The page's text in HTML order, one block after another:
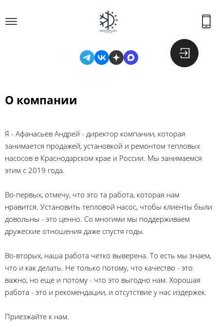
О компании
Я - Афанасьев Андрей - директор компании, которая
занимается продажей, установкой и ремонтом тепловых
насосов в Краснодарском крае и России. Мы занимаемся
этим с 2019 года.
Во-первых, отмечу, что это та работа, которая нам
нравится. Установить тепловой насос, чтобы клиенты были
довольны - это ценно. Со многими мы поддерживаем
дружеские отношения даже спустя годы.
Во-вторых, наша работа четко выверена. То есть мы знаем,
что и как делать. Не только потому, что качество - это
важно, но еще и потому - что это выгодно нам. Хорошая
работа - это и рекомендации, и отсутствие у нас издержек.
Приезжайте к нам.